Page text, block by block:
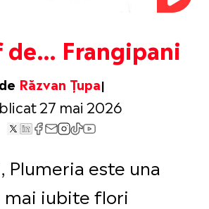
de… Frangipani
de Răzvan Țupa
27 mai 2026
Plumeria este una
iubite flori